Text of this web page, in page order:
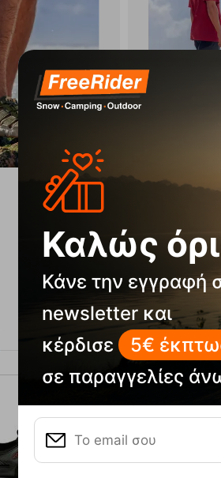
Μοιράσου το!
Καλώς
Κάνε την εγγραφή
newsletter και
κέρδισε
5€
σε παραγγελίες